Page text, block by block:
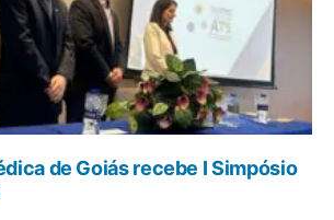
de Goiás recebe I Simpósio